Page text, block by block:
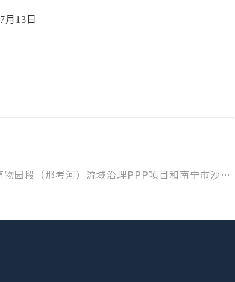
7月 13 日
下一篇：广西恒基建设工程咨询有限公司关于南宁市竹排江上游植物园段（那考河）流域治理PPP项目和南宁市沙江河流域综合整治PPP项目2021年第四批项目采购（HJZB202